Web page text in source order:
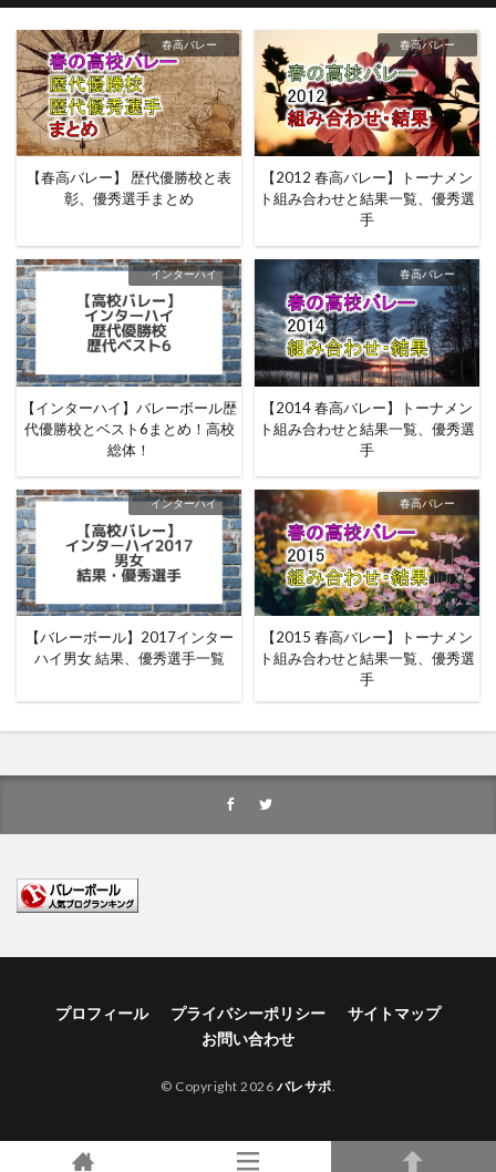
春高バレー
【春高バレー】 歴代優勝校と表
彰、優秀選手まとめ
春高バレー
【2012 春高バレー】トーナメン
ト組み合わせと結果一覧、優秀選
手
インターハイ
【インターハイ】バレーボール歴
代優勝校とベスト6まとめ！高校
総体！
春高バレー
【2014 春高バレー】トーナメン
ト組み合わせと結果一覧、優秀選
手
インターハイ
【バレーボール】2017インター
ハイ男女 結果、優秀選手一覧
春高バレー
【2015 春高バレー】トーナメン
ト組み合わせと結果一覧、優秀選
手
プロフィール プライバシーポリシー
サイトマップ
お問い合わせ
© Copyright 2026 バレサポ